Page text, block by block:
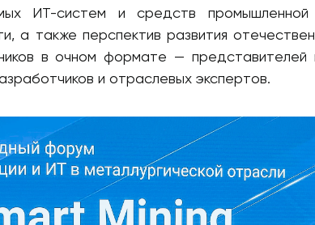
ИТ-систем и средств
а также перспектив развития
в очном формате — представителей
и отраслевых экспертов.